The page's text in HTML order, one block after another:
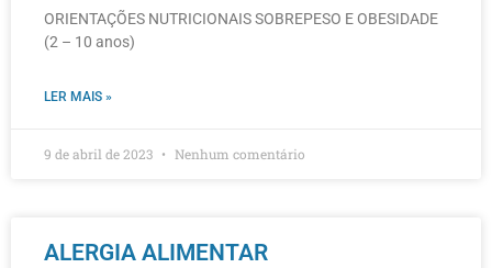
ORIENTAÇÕES NUTRICIONAIS SOBREPESO E OBESIDADE
(2 – 10 anos)
LER MAIS »
9 de abril de 2023 Nenhum comentário
ALERGIA ALIMENTAR